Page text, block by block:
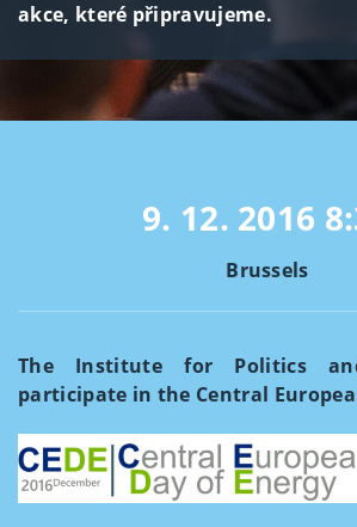
akce, které připravujeme.
9. 12. 2016
Brussels
The Institute for Politics
participate in the Central